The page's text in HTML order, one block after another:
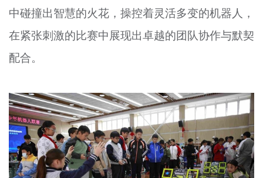
中碰撞出智慧的火花，操控着灵活多变的机器人，
在紧张刺激的比赛中展现出卓越的团队协作与默契
配合。